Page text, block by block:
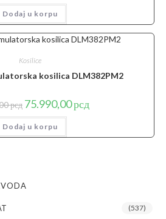
Dodaj u korpu
Kosilice
kosilica DLM382PM2
рсд Originalna
cena
je
bila:
84.490,00 рсд.
75.990,00рсдTrenutna
cena
Dodaj u korpu
(537)